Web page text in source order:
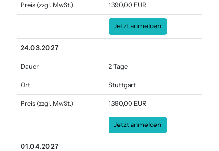
Preis (zzgl. MwSt.) 1.390,00 EUR
Jetzt anmelden
24.03.2027
Dauer 2 Tage
Ort Stuttgart
Preis (zzgl. MwSt.) 1.390,00 EUR
Jetzt anmelden
01.04.2027